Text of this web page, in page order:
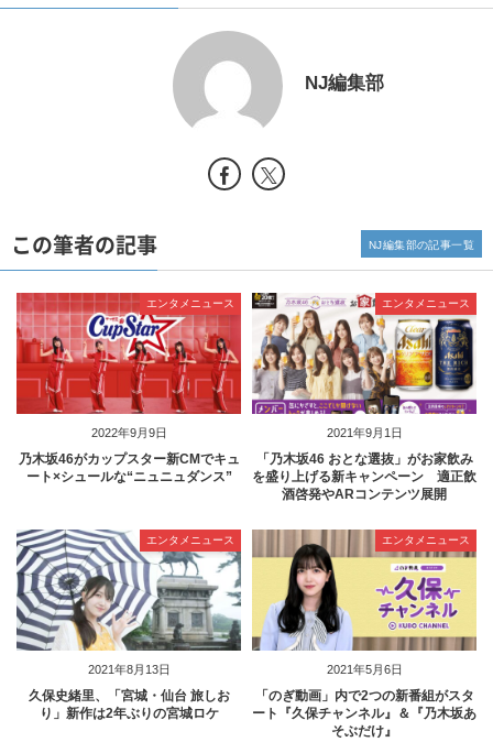
NJ編集部
この筆者の記事
2022年9月9日
エンタメニュース
乃木坂46がカップスター新CMでキュ
ート×シュールな“ニュニュダンス”
2021年9月1日
エンタメニュース
「乃木坂46 おとな選抜」がお家飲み
を盛り上げる新キャンペーン 適正飲
酒啓発やARコンテンツ展開
2021年8月13日
エンタメニュース
久保史緒里、「宮城・仙台 旅しお
り」新作は2年ぶりの宮城ロケ
2021年5月6日
エンタメニュース
「のぎ動画」内で2つの新番組がスタ
ート『久保チャンネル』＆『乃木坂あ
そぶだけ』
NJ編集部の記事一覧